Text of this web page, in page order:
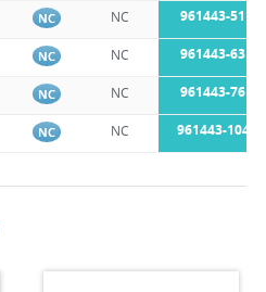
NC NC 961443-51
NC NC 961443-63
NC NC 961443-76
NC NC 961443-104